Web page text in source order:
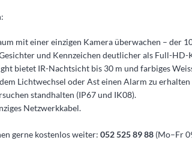
mit einer einzigen Kamera überwachen – der
und Kennzeichen deutlicher als Full-HD-
bietet IR-Nachtsicht bis 30 m und farbiges
Lichtwechsel oder Ast einen Alarm zu erhalten
standhalten (IP67 und IK08).
Netzwerkkabel.
gerne kostenlos weiter: 052 525 89 88 (Mo–Fr